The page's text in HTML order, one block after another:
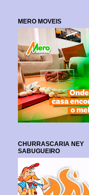
MERO MOVEIS
CHURRASCARIA NEY
SABUGUEIRO